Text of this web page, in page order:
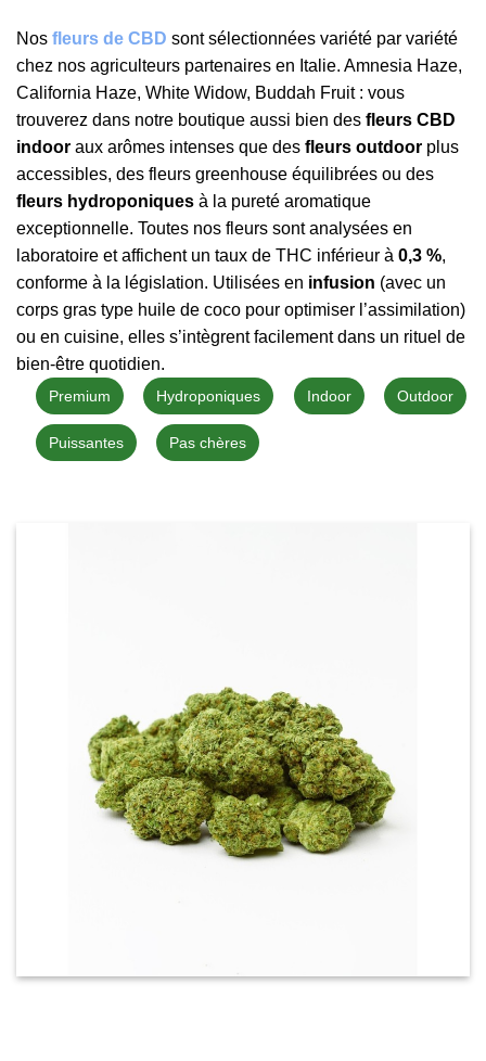
Nos fleurs de CBD sont sélectionnées variété par variété
chez nos agriculteurs partenaires en Italie. Amnesia Haze,
California Haze, White Widow, Buddah Fruit : vous
trouverez dans notre boutique aussi bien des fleurs CBD
indoor aux arômes intenses que des fleurs outdoor plus
accessibles, des fleurs greenhouse équilibrées ou des
fleurs hydroponiques à la pureté aromatique
exceptionnelle. Toutes nos fleurs sont analysées en
laboratoire et affichent un taux de THC inférieur à 0,3 %,
conforme à la législation. Utilisées en infusion (avec un
corps gras type huile de coco pour optimiser l’assimilation)
ou en cuisine, elles s’intègrent facilement dans un rituel de
bien-être quotidien.
Premium Hydroponiques Indoor Outdoor
Puissantes Pas chères